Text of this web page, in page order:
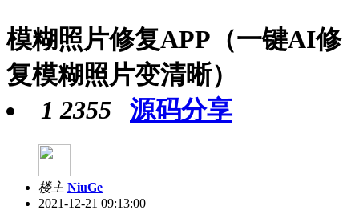
模糊照片修复APP（一键AI修
复模糊照片变清晰）
1 2355 源码分享
楼主 NiuGe
2021-12-21 09:13:00